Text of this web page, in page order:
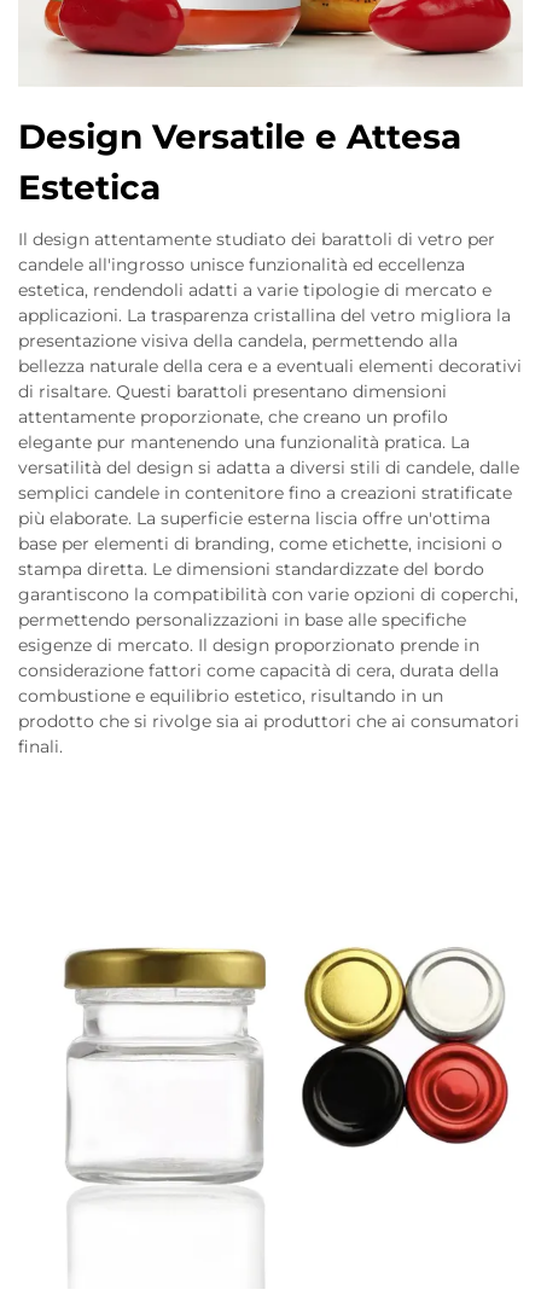
Design Versatile e Attesa
Estetica
Il design attentamente studiato dei barattoli di vetro per
candele all'ingrosso unisce funzionalità ed eccellenza
estetica, rendendoli adatti a varie tipologie di mercato e
applicazioni. La trasparenza cristallina del vetro migliora la
presentazione visiva della candela, permettendo alla
bellezza naturale della cera e a eventuali elementi decorativi
di risaltare. Questi barattoli presentano dimensioni
attentamente proporzionate, che creano un profilo
elegante pur mantenendo una funzionalità pratica. La
versatilità del design si adatta a diversi stili di candele, dalle
semplici candele in contenitore fino a creazioni stratificate
più elaborate. La superficie esterna liscia offre un'ottima
base per elementi di branding, come etichette, incisioni o
stampa diretta. Le dimensioni standardizzate del bordo
garantiscono la compatibilità con varie opzioni di coperchi,
permettendo personalizzazioni in base alle specifiche
esigenze di mercato. Il design proporzionato prende in
considerazione fattori come capacità di cera, durata della
combustione e equilibrio estetico, risultando in un
prodotto che si rivolge sia ai produttori che ai consumatori
finali.